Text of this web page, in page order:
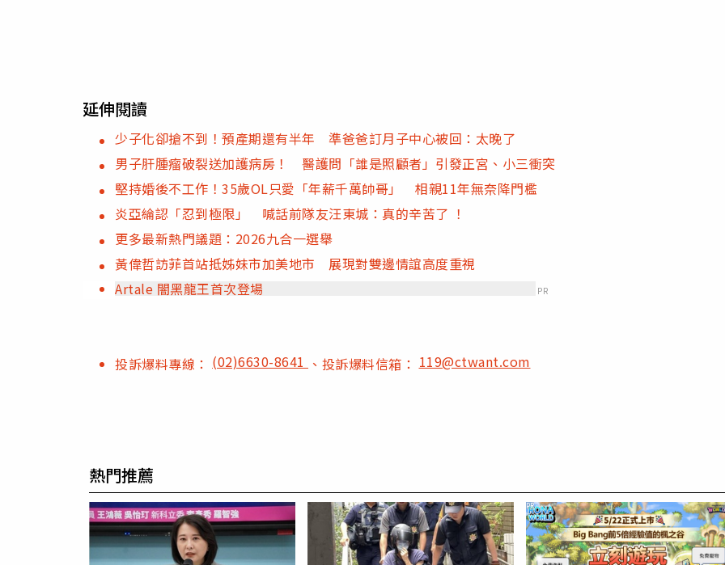
延伸閱讀
少子化卻搶不到！預產期還有半年 準爸爸訂月子中心被回：太晚了
男子肝腫瘤破裂送加護病房！ 醫護問「誰是照顧者」引發正宮、小三衝突
堅持婚後不工作！35歲OL只愛「年薪千萬帥哥」 相親11年無奈降門檻
炎亞綸認「忍到極限」 喊話前隊友汪東城：真的辛苦了 ！
更多最新熱門議題：2026九合一選舉
黃偉哲訪菲首站抵姊妹市加美地市 展現對雙邊情誼高度重視
Artale 闇黑龍王首次登場
PR
投訴爆料專線： (02)6630-8641 、投訴爆料信箱：119@ctwant.com
熱門推薦
PR